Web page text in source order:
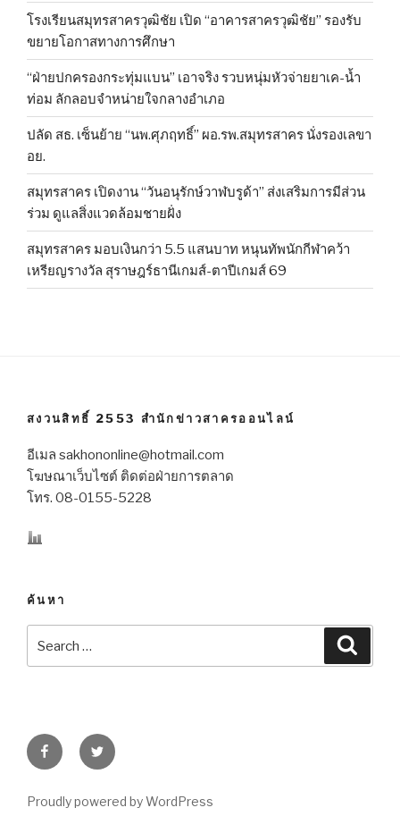
โรงเรียนสมุทรสาครวุฒิชัย เปิด “อาคารสาครวุฒิชัย” รองรับ
ขยายโอกาสทางการศึกษา
“ฝ่ายปกครองกระทุ่มแบน” เอาจริง รวบหนุ่มหัวจ่ายยาเค-น้ำ
ท่อม ลักลอบจำหน่ายใจกลางอำเภอ
ปลัด สธ. เซ็นย้าย “นพ.ศุภฤทธิ์” ผอ.รพ.สมุทรสาคร นั่งรองเลขา
อย.
สมุทรสาคร เปิดงาน “วันอนุรักษ์วาฬบรูด้า” ส่งเสริมการมีส่วน
ร่วม ดูแลสิ่งแวดล้อมชายฝั่ง
สมุทรสาคร มอบเงินกว่า 5.5 แสนบาท หนุนทัพนักกีฬาคว้า
เหรียญรางวัล สุราษฎร์ธานีเกมส์-ตาปีเกมส์ 69
สงวนสิทธิ์ 2553 สำนักข่าวสาครออนไลน์
อีเมล sakhononline@hotmail.com
โฆษณาเว็บไซต์ ติดต่อฝ่ายการตลาด
โทร. 08-0155-5228
ค้นหา
FacebookTwitter
Proudly powered by WordPress